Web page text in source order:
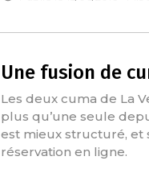
Une fusion de
Les deux cuma de La
plus qu’une seule
est mieux structuré, et
réservation en ligne.